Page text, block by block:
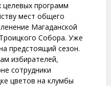
целевых программ
мест общего
Магаданской
Собора. Уже
предстоящий сезон.
избирателей,
сотрудники
цветов на клумбы